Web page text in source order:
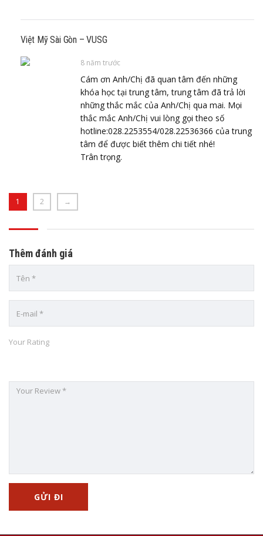
Việt Mỹ Sài Gòn – VUSG
8 năm trước
Cám ơn Anh/Chị đã quan tâm đến những
khóa học tại trung tâm, trung tâm đã trả lời
những thắc mắc của Anh/Chị qua mai. Mọi
thắc mắc Anh/Chị vui lòng gọi theo số
hotline:028.2253554/028.22536366 của trung
tâm để được biết thêm chi tiết nhé!
Trân trọng.
1 2 →
Thêm đánh giá
Your Rating